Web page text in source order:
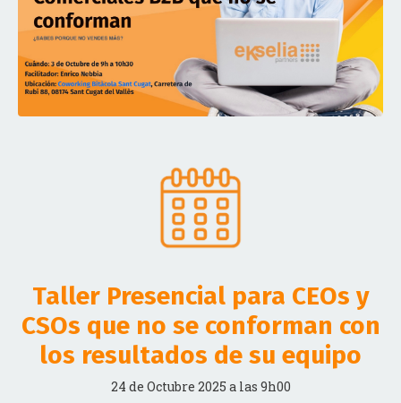
CSOs que no se conforman con
los resultados de su equipo
24 de Octubre 2025 a las 9h00
Descubre en este taller Presencial para Directores